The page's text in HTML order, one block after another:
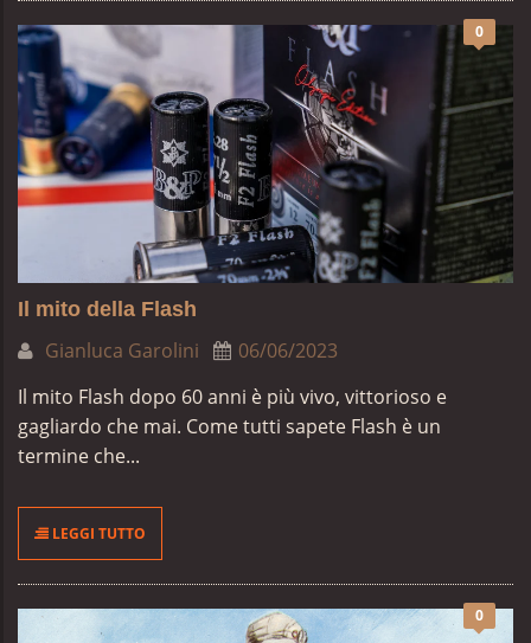
0
Il mito della Flash
Gianluca Garolini
06/06/2023
Il mito Flash dopo 60 anni è più vivo, vittorioso e
gagliardo che mai. Come tutti sapete Flash è un
termine che...
LEGGI TUTTO
0